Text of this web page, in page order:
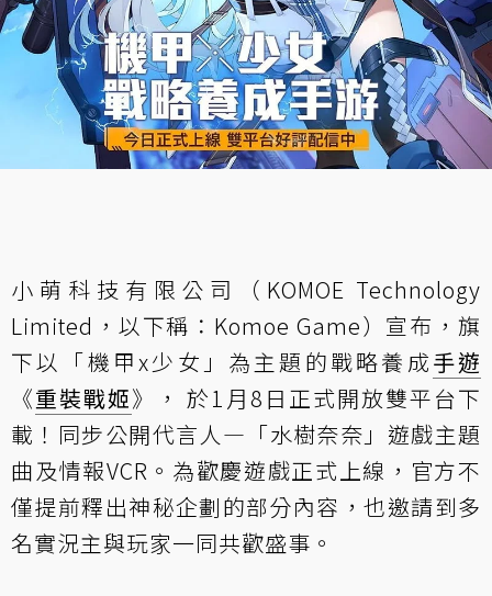
小萌科技有限公司（KOMOE Technology
Limited，以下稱：Komoe Game）宣布，旗
下以「機甲x少女」為主題的戰略養成手遊
《重裝戰姬》， 於1月8日正式開放雙平台下
載！同步公開代言人—「水樹奈奈」遊戲主題
曲及情報VCR。為歡慶遊戲正式上線，官方不
僅提前釋出神秘企劃的部分內容，也邀請到多
名實況主與玩家一同共歡盛事。